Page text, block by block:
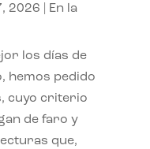
2026
En la
los días de
hemos pedido
cuyo criterio
de faro y
que,